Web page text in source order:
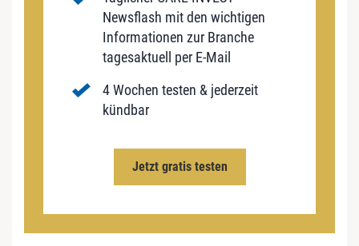
Newsflash mit den wichtigen
Informationen zur Branche
tagesaktuell per E-Mail
4 Wochen testen & jederzeit
kündbar
Jetzt gratis testen